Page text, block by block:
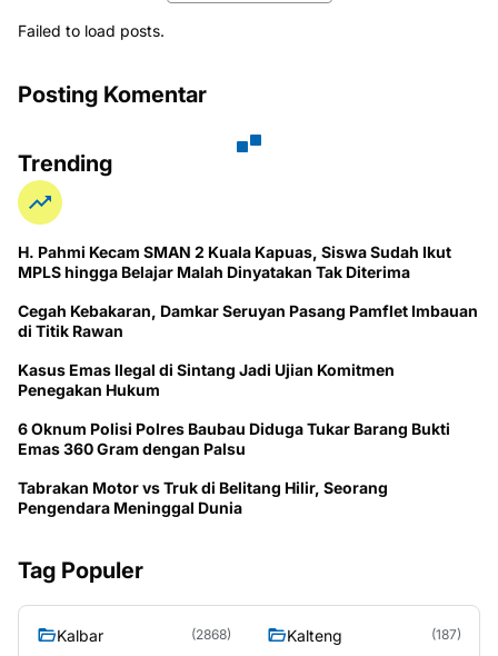
Failed to load posts.
Posting Komentar
Trending
H. Pahmi Kecam SMAN 2 Kuala Kapuas, Siswa Sudah Ikut
MPLS hingga Belajar Malah Dinyatakan Tak Diterima
Cegah Kebakaran, Damkar Seruyan Pasang Pamflet Imbauan
di Titik Rawan
Kasus Emas Ilegal di Sintang Jadi Ujian Komitmen
Penegakan Hukum
6 Oknum Polisi Polres Baubau Diduga Tukar Barang Bukti
Emas 360 Gram dengan Palsu
Tabrakan Motor vs Truk di Belitang Hilir, Seorang
Pengendara Meninggal Dunia
Tag Populer
Kalbar (2868) Kalteng (187)